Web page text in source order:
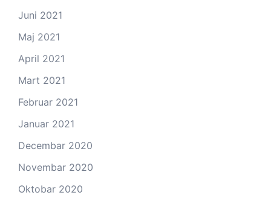
Juni 2021
Maj 2021
April 2021
Mart 2021
Februar 2021
Januar 2021
Decembar 2020
Novembar 2020
Oktobar 2020